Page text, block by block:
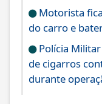
Motorista
do carro e
Polícia
de cigarros
durante